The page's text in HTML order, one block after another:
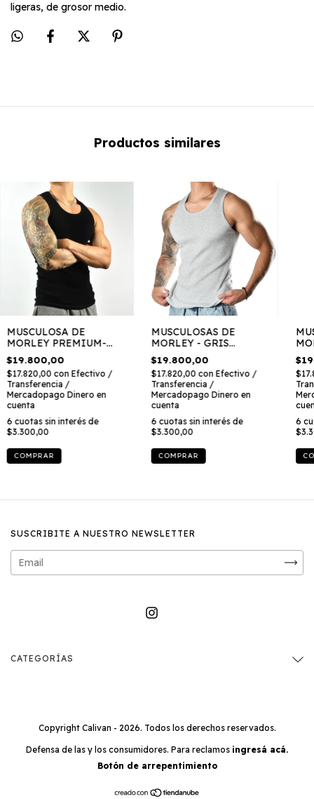
ligeras, de grosor medio.
Productos similares
MUSCULOSA DE
MORLEY PREMIUM-
NEGRO
$19.800,00
$17.820,00 con Efectivo /
Transferencia /
Mercadopago Dinero en
cuenta
6 cuotas sin interés de
$3.300,00
COMPRAR
MUSCULOSAS DE
MORLEY - GRIS
MELANGE
$19.800,00
$17.820,00 con Efectivo /
Transferencia /
Mercadopago Dinero en
cuenta
6 cuotas sin interés de
$3.300,00
COMPRAR
6
SUSCRIBITE A NUESTRO NEWSLETTER
CATEGORÍAS
Copyright Calivan - 2026. Todos los derechos reservados.
Defensa de las y los consumidores. Para reclamos ingresá acá.
Botón de arrepentimiento